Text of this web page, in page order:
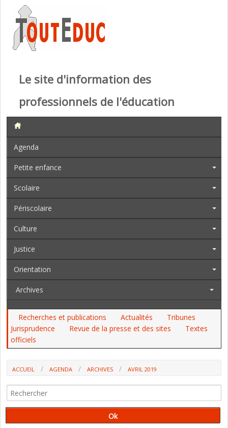
Le site d'information des
professionnels de l'éducation
Agenda
Petite enfance
Scolaire
Périscolaire
Culture
Justice
Orientation
Archives
Recherches et publications Actualités
Tribunes
Jurisprudence
Revue de la presse et des sites
Textes
officiels
ACCUEIL AGENDA ARCHIVES AVRIL 2019